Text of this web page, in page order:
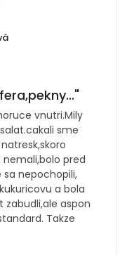
vnutri.Mily
sme
pred
sa nepochopili,
a bola
zabudli,ale aspon
Takze